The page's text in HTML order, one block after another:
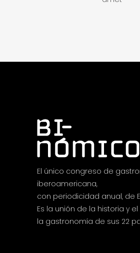
El único congreso de
iberoamericana,
con periodicidad anual, de
Es la unión de la historia y
la gastronomía de sus 22